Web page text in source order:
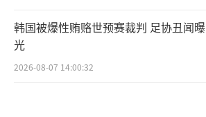
韩国被爆性贿赂世预赛裁判 足协丑闻曝
光
2026-08-07 14:00:32